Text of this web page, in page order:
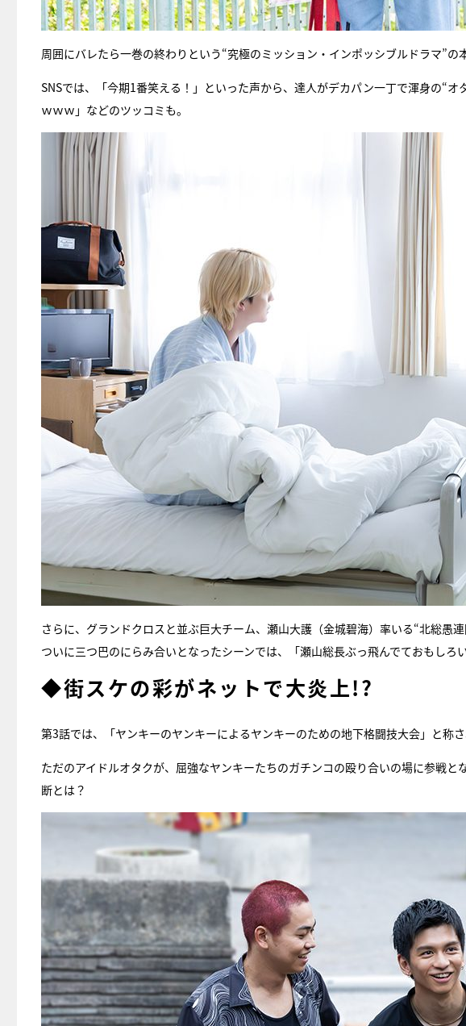
周囲にバレたら一巻の終わりという“究極のミッション・インポッシブルドラマ”の
SNSでは、「今期1番笑える！」といった声から、達人がデカパン一丁で渾身の“
ｗｗｗ」などのツッコミも。
さらに、グランドクロスと並ぶ巨大チーム、瀬山大護（金城碧海）率いる“北総愚
ついに三つ巴のにらみ合いとなったシーンでは、「瀬山総長ぶっ飛んでておもしろ
◆街スケの彩がネットで大炎上!?
第3話では、「ヤンキーのヤンキーによるヤンキーのための地下格闘技大会」と称さ
ただのアイドルオタクが、屈強なヤンキーたちのガチンコの殴り合いの場に参戦
断とは？